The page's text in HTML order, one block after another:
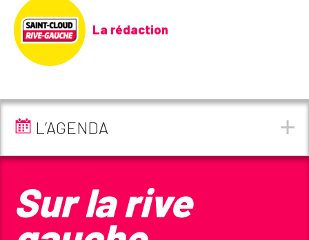
La rédaction
L’AGENDA
Sur la rive